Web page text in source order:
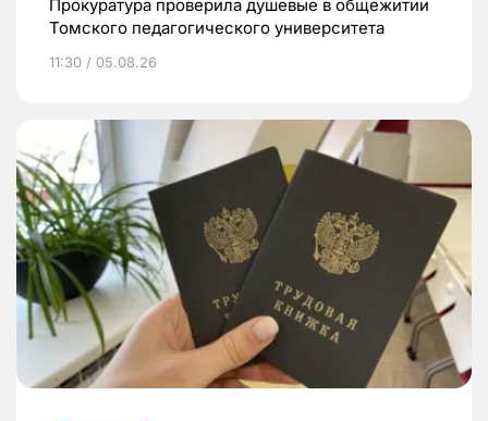
Прокуратура проверила душевые в общежитии
Томского педагогического университета
11:30 / 05.08.26